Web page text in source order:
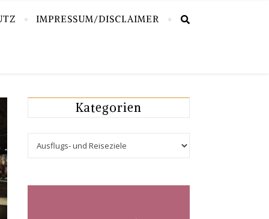
IMPRESSUM/DISCLAIMER
Kategorien
Kategorien